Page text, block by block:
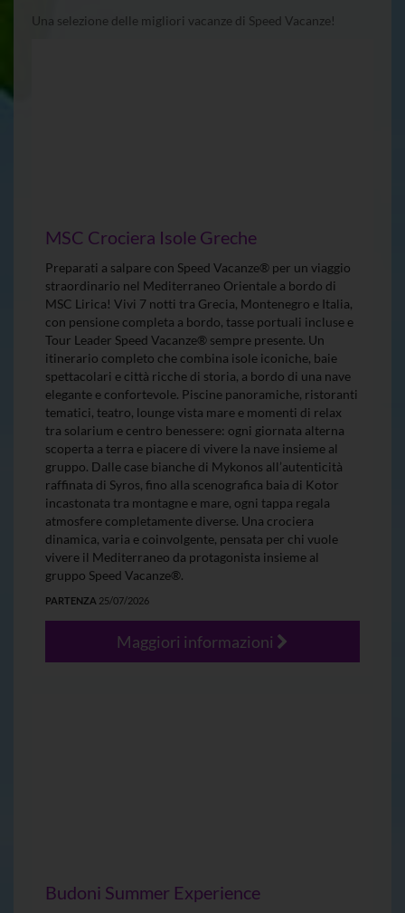
Una selezione delle migliori vacanze di Speed Vacanze!
MSC Crociera Isole Greche
Preparati a salpare con Speed Vacanze® per un viaggio
straordinario nel Mediterraneo Orientale a bordo di
MSC Lirica! Vivi 7 notti tra Grecia, Montenegro e Italia,
con pensione completa a bordo, tasse portuali incluse e
Tour Leader Speed Vacanze® sempre presente. Un
itinerario completo che combina isole iconiche, baie
spettacolari e città ricche di storia, a bordo di una nave
elegante e confortevole. Piscine panoramiche, ristoranti
tematici, teatro, lounge vista mare e momenti di relax
tra solarium e centro benessere: ogni giornata alterna
scoperta a terra e piacere di vivere la nave insieme al
gruppo. Dalle case bianche di Mykonos all’autenticità
raffinata di Syros, fino alla scenografica baia di Kotor
incastonata tra montagne e mare, ogni tappa regala
atmosfere completamente diverse. Una crociera
dinamica, varia e coinvolgente, pensata per chi vuole
vivere il Mediterraneo da protagonista insieme al
gruppo Speed Vacanze®.
PARTENZA 25/07/2026
Maggiori informazioni
Budoni Summer Experience